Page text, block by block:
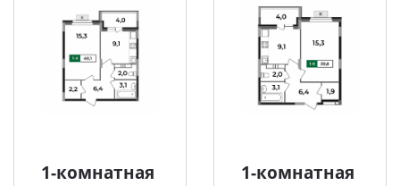
1-комнатная 1-комнатная